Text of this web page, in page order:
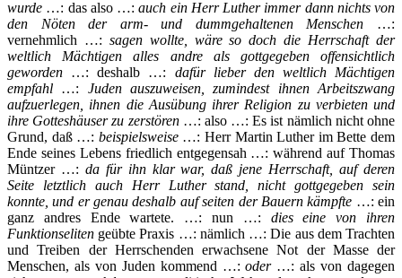
wurde …: das also …:auch ein Herr Luther immer dann nichts von
den Nöten der arm- und dummgehaltenen Menschen …:
vernehmlich …: sagen wollte, wäre so doch die Herrschaft der
weltlich Mächtigen alles andre als gottgegeben offensichtlich
geworden …: deshalb …: dafür lieber den weltlich Mächtigen
empfahl …: Juden auszuweisen, zumindest ihnen Arbeitszwang
aufzuerlegen, ihnen die Ausübung ihrer Religion zu verbieten und
ihre Gotteshäuser zu zerstören …: also …: Es ist nämlich nicht ohne
Grund, daß …: beispielsweise…: Herr Martin Luther im Bette dem
Ende seines Lebens friedlich entgegensah …: während auf Thomas
Müntzer …: da für ihn klar war, daß jene Herrschaft, auf deren
Seite letztlich auch Herr Luther stand, nicht gottgegeben sein
konnte, und er genau deshalb auf seiten der Bauern kämpfte …: ein
ganz andres Ende wartete. …: nun …: dies eine von ihren
Funktionseliten geübte Praxis …: nämlich …: Die aus dem Trachten
und Treiben der Herrschenden erwachsene Not der Masse der
Menschen, als von Juden kommend …:oder…: als von dagegen